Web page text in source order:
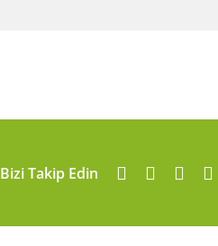
Bizi Takip Edin